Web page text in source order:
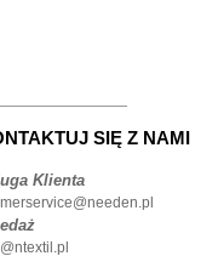
SIĘ Z NAMI
Klienta